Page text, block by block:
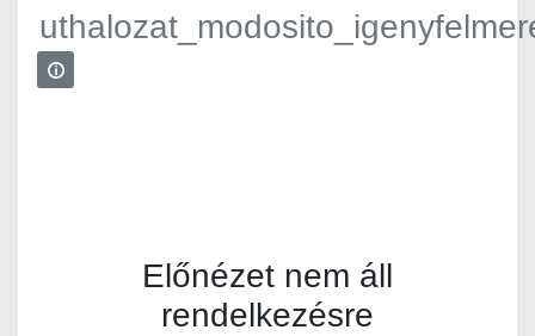
Előnézet nem áll
rendelkezésre